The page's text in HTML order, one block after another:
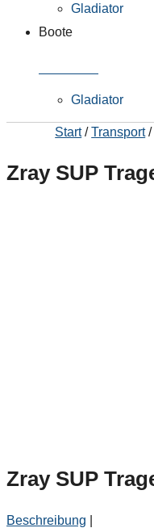
Gladiator
Boote
Gladiator
Start/Transport/
Zray SUP
Zray SUP
Beschreibung